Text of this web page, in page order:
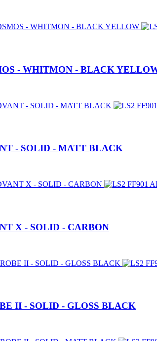
- WHITMON - BLACK
- SOLID - MATT BLACK
X - SOLID - CARBON
II - SOLID - GLOSS BLACK